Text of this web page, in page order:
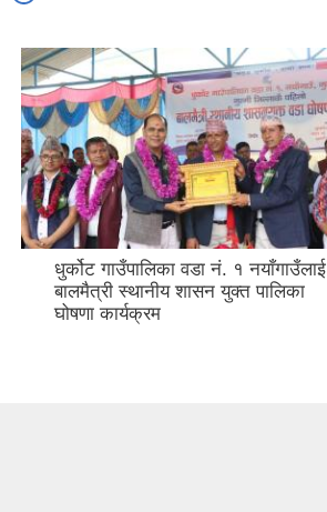
धुर्कोट गाउँपालिका वडा नं. १ नयाँगाउँलाई
बालमैत्री स्थानीय शासन युक्त पालिका
घोषणा कार्यक्रम